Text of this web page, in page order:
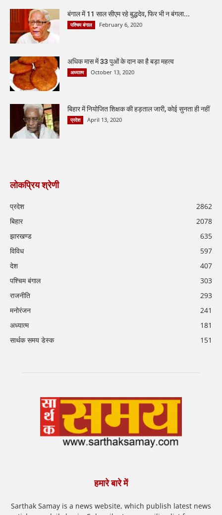
बंगाल में 11 साल सीएम रहे बुद्धदेव, फिर भी न बंगला...
पश्चिम बंगाल February 6, 2020
अधिक मास में 33 पुओं के दान का है बड़ा महत्व
अध्यात्म October 13, 2020
बिहार में नियोजित शिक्षक की हड़ताल जारी, कोई सुनता ही नहीं
प्रदेश April 13, 2020
लोकप्रिय श्रेणी
प्रदेश
2862
बिहार
2078
झारखण्ड
635
विविध
597
देश
407
पश्चिम बंगाल
303
राजनीति
293
मनोरंजन
241
अध्यात्म
181
सार्थक समय डेस्क
151
हमारे बारे में
Sarthak Samay is a news website, which publish latest news